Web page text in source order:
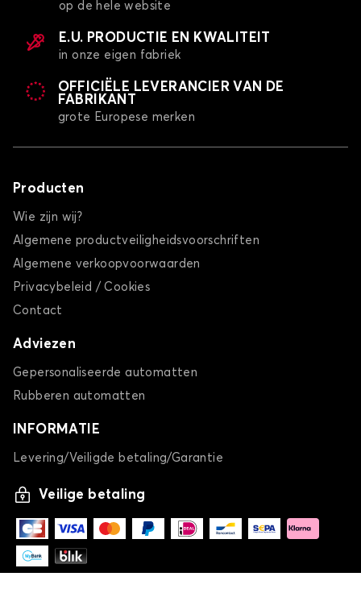
op de hele website
E.U. PRODUCTIE EN KWALITEIT
in onze eigen fabriek
OFFICIËLE LEVERANCIER VAN DE
FABRIKANT
grote Europese merken
Producten
Wie zijn wij?
Algemene productveiligheidsvoorschriften
Algemene verkoopvoorwaarden
Privacybeleid / Cookies
Contact
Adviezen
Gepersonaliseerde automatten
Rubberen automatten
INFORMATIE
Levering/Veiligde betaling/Garantie
Veilige betaling